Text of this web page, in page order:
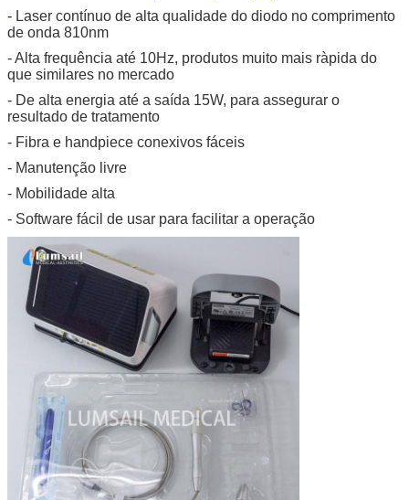
- Laser contínuo de alta qualidade do diodo no comprimento
de onda 810nm
- Alta frequência até 10Hz, produtos muito mais ràpida do
que similares no mercado
- De alta energia até a saída 15W, para assegurar o
resultado de tratamento
- Fibra e handpiece conexivos fáceis
- Manutenção livre
- Mobilidade alta
- Software fácil de usar para facilitar a operação